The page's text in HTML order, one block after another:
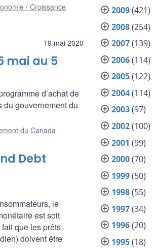
/ Croissance
19 mai 2020
mai au 5
d’achat de
du gouvernement du
du Canada
Debt
le
est soit
que les prêts
doivent être
2009(421)
2008(254)
2007(139)
2006(114)
2005(122)
2004(114)
2003(97)
2002(100)
2001 (99)
2000(70)
1999(50)
1998(55)
1997(34)
1996(20)
1995(18)